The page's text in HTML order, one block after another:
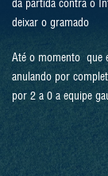
da partida contra o
deixar o gramado
Até o momento que
anulando por
por 2 a 0 a equipe